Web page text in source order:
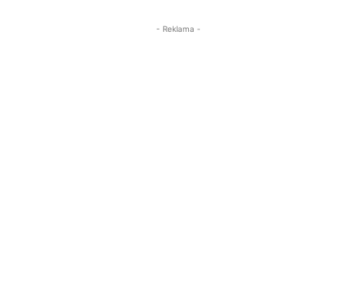
- Reklama -